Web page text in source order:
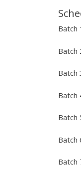
Batch
Batch
Batch
Batch
Batch
Batch
Batch